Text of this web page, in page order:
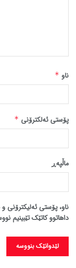
ناو *
پۆستی ئەلکترۆنی *
ماڵپه‌ڕ
ناو، پۆستی ئەلیکترۆنی
داهاتوو کاتێک تێبینیم